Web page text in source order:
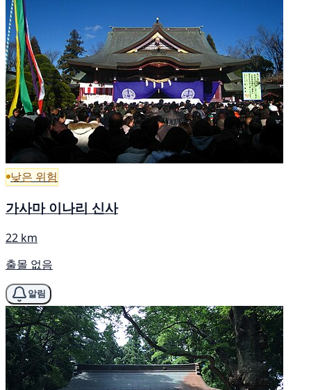
낮은 위험
가사마 이나리 신사
22 km
출몰 없음
알림